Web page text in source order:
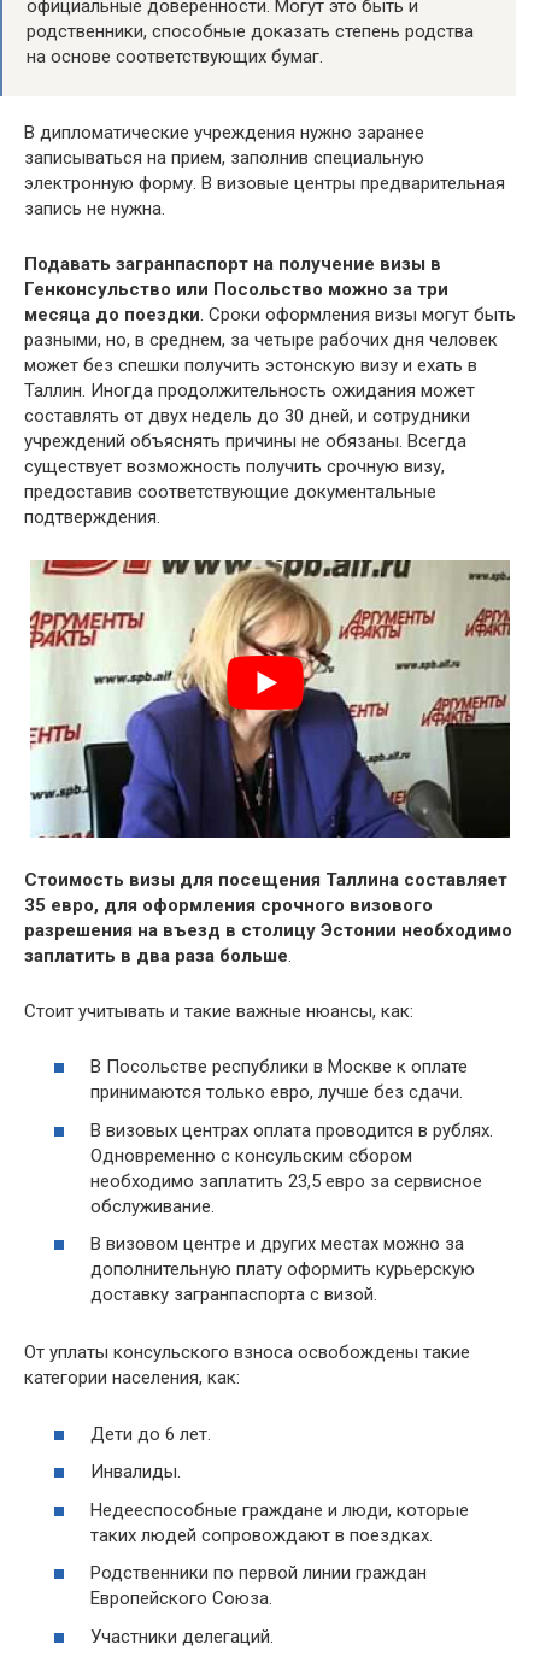
официальные доверенности. Могут это быть и
родственники, способные доказать степень родства
на основе соответствующих бумаг.
В дипломатические учреждения нужно заранее
записываться на прием, заполнив специальную
электронную форму. В визовые центры предварительная
запись не нужна.
Подавать загранпаспорт на получение визы в
Генконсульство или Посольство можно за три
месяца до поездки. Сроки оформления визы могут быть
разными, но, в среднем, за четыре рабочих дня человек
может без спешки получить эстонскую визу и ехать в
Таллин. Иногда продолжительность ожидания может
составлять от двух недель до 30 дней, и сотрудники
учреждений объяснять причины не обязаны. Всегда
существует возможность получить срочную визу,
предоставив соответствующие документальные
подтверждения.
Стоимость визы для посещения Таллина составляет
35 евро, для оформления срочного визового
разрешения на въезд в столицу Эстонии необходимо
заплатить в два раза больше
Стоит учитывать и такие важные нюансы, как:
В Посольстве республики в Москве к оплате
принимаются только евро, лучше без сдачи.
В визовых центрах оплата проводится в рублях.
Одновременно с консульским сбором
необходимо заплатить 23,5 евро за сервисное
обслуживание.
В визовом центре и других местах можно за
дополнительную плату оформить курьерскую
доставку загранпаспорта с визой.
От уплаты консульского взноса освобождены такие
категории населения, как:
Дети до 6 лет.
Инвалиды.
Недееспособные граждане и люди, которые
таких людей сопровождают в поездках.
Родственники по первой линии граждан
Европейского Союза.
Участники делегаций.